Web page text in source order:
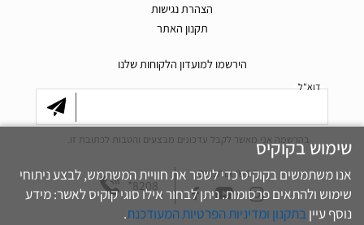
הצהרת נגישות
תקנון האתר
הירשמו למועדון הלקוחות שלנו
דוא"ל
בהרשמה אני מאשר לקבל עדכונים מבצעים והטבות לכתובת זו.
חפשו אותנו גם
*8208
שימוש בקוקיס
אנו משתמשים בקוקיס כדי לשפר את חוויית המשתמש, לבצע ניתוחי
שימוש ולהתאים פרסומות. ניתן לבחור אילו סוגי קוקיס לאשר: מידע
נוסף עייןבתקנון ומדיניות הפרטיות המעודכנת.